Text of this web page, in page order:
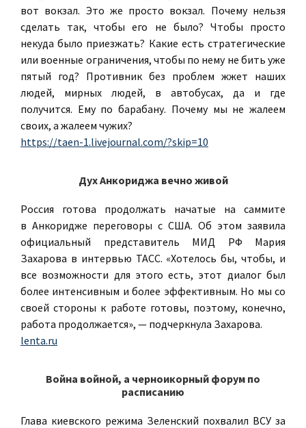
вот вокзал. Это же просто вокзал. Почему нельзя
сделать так, чтобы его не было? Чтобы просто
некуда было приезжать? Какие есть стратегические
или военные ограничения, чтобы по нему не бить уже
пятый год? Противник без проблем жжет наших
людей, мирных людей, в автобусах, да и где
получится. Ему по барабану. Почему мы не жалеем
своих, а жалеем чужих?
https://taen-1.livejournal.com/?skip=10
Дух Анкориджа вечно живой
Россия готова продолжать начатые на саммите
в Анкоридже переговоры с США. Об этом заявила
официальный представитель МИД РФ Мария
Захарова в интервью ТАСС. «Хотелось бы, чтобы, и
все возможности для этого есть, этот диалог был
более интенсивным и более эффективным. Но мы со
своей стороны к работе готовы, поэтому, конечно,
работа продолжается», — подчеркнула Захарова.
lenta.ru
Война войной, а черноикорный форум по
расписанию
Глава киевского режима Зеленский похвалил ВСУ за